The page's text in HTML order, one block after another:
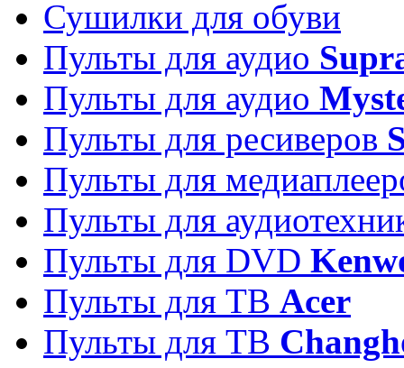
Сушилки для обуви
Пульты для аудио
Пульты для аудио
Пульты для ресиверов
Пульты для
Пульты для
Пульты для DVD
Пульты для ТВ Acer
Пульты для ТВ